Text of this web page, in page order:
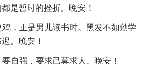
是暂时的挫折。晚安！
，正是男儿读书时。黑发不如勤学
。晚安！
自强，要求己莫求人。晚安！